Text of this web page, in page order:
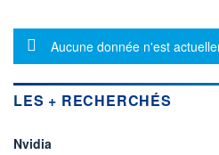
Message d'information
Aucune donnée n'est
LES + RECHERCHÉS
Nvidia